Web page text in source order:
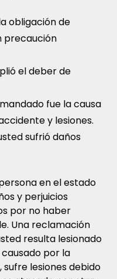
obligación de
precaución
el deber de
fue la causa
y lesiones.
sufrió daños
en el estado
y perjuicios
por no haber
Una reclamación
resulta lesionado
por la
lesiones debido